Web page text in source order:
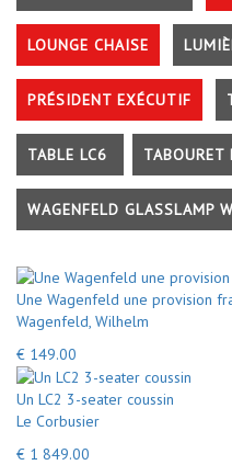
LOUNGE CHAISE
PRÉSIDENT EXÉCUTIF
TABLE LC6 TABOURET
WAGENFELD GLASSLAMP
Une Wagenfeld une provision
Wagenfeld, Wilhelm
€ 149.00
Un LC2 3-seater coussin
Le Corbusier
€ 1 849.00